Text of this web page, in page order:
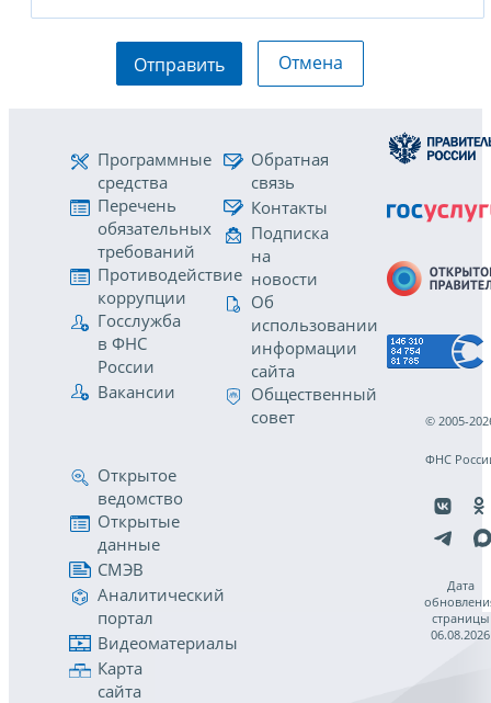
Отправить Отмена
Программные
средства
Перечень
обязательных
требований
Противодействие
коррупции
Госслужба
в ФНС
России
Вакансии
Обратная
связь
Контакты
Подписка
на
новости
Об
использовании
информации
сайта
Общественный
совет
Открытое
ведомство
Открытые
данные
СМЭВ
Аналитический
портал
Видеоматериалы
Карта
сайта
© 2005-
ФНС
Дата
страницы
06.08.2026